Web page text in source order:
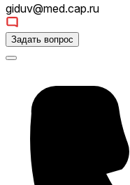
giduv@med.cap.ru
Задать вопрос